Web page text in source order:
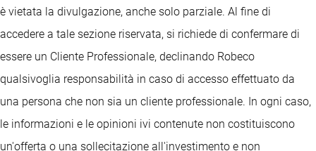
è vietata la divulgazione, anche solo parziale. Al fine di
accedere a tale sezione riservata, si richiede di confermare di
essere un Cliente Professionale, declinando Robeco
qualsivoglia responsabilità in caso di accesso effettuato da
una persona che non sia un cliente professionale. In ogni caso,
le informazioni e le opinioni ivi contenute non costituiscono
un'offerta o una sollecitazione all'investimento e non